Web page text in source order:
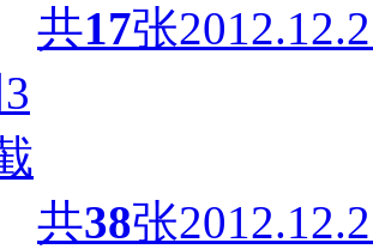
共17张
共38张